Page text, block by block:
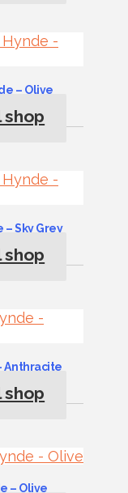
– Olive
shop
– Sky Grey
shop
Anthracite
shop
– Olive